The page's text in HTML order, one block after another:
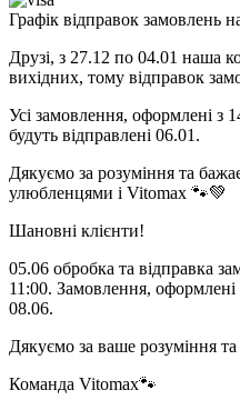
Графік відправок замовлень
Друзі, з 27.12 по 04.01 наша
вихідних, тому відправок
Усі замовлення, оформлені з
будуть відправлені 06.01.
Дякуємо за розуміння та
улюбленцями і Vitomax 🐾💚
Шановні клієнти!
05.06 обробка та відправка
11:00. Замовлення, оформлені
08.06.
Дякуємо за ваше розуміння
Команда Vitomax🐾